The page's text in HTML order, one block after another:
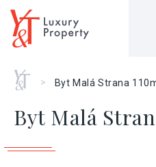
Home
> Byt Malá Strana
Byt Malá